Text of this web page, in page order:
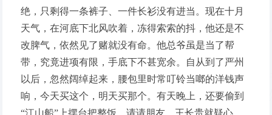
绝，只剩得一条裤子、一件长衫没有进当。现在十月
天气，在河底下北风吹着，冻得索索的抖，他还是不
改脾气，依然见了赌就没有命。他总爷虽是当了帮
带，究竟进项有限，手底下不甚宽余。自从到了严州
以后，忽然阔绰起来，腰包里时常叮铃当啷的洋钱声
响，今天买这个，明天买那个。有天晚上，还要偷到
“江山船”上摆台把整饭，请请朋友。王长贵就疑心